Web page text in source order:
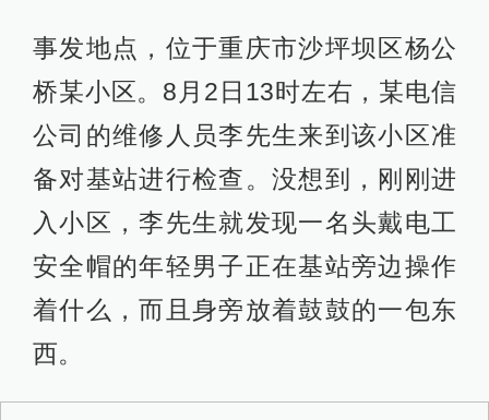
事发地点，位于重庆市沙坪坝区杨公
桥某小区。8月2日13时左右，某电信
公司的维修人员李先生来到该小区准
备对基站进行检查。没想到，刚刚进
入小区，李先生就发现一名头戴电工
安全帽的年轻男子正在基站旁边操作
着什么，而且身旁放着鼓鼓的一包东
西。